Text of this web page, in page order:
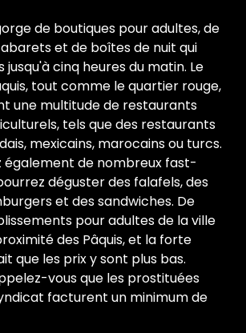
de boutiques pour adultes, de
et de boîtes de nuit qui
cinq heures du matin. Le
tout comme le quartier rouge,
une multitude de restaurants
tels que des restaurants
mexicains, marocains ou turcs.
également de nombreux fast-
déguster des falafels, des
et des sandwiches. De
pour adultes de la ville
des Pâquis, et la forte
que les prix y sont plus bas.
vous que les prostituées
facturent un minimum de